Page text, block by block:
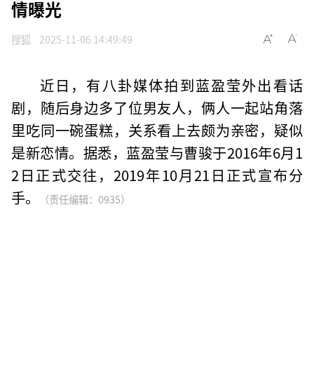
情曝光
搜狐 2025-11-06 14:49:49
近日，有八卦媒体拍到蓝盈莹外出看话
剧，随后身边多了位男友人，俩人一起站角落
里吃同一碗蛋糕，关系看上去颇为亲密，疑似
是新恋情。据悉，蓝盈莹与曹骏于2016年6月1
2日正式交往，2019年10月21日正式宣布分
手。
（责任编辑：0935）